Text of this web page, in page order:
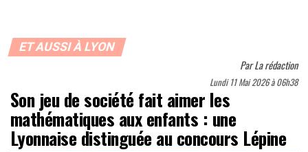
ET AUSSI À LYON
ParLa rédaction
Lundi 11 Mai 2026 à 06h38
Son jeu de société fait aimer les
mathématiques aux enfants : une
Lyonnaise distinguée au concours Lépine